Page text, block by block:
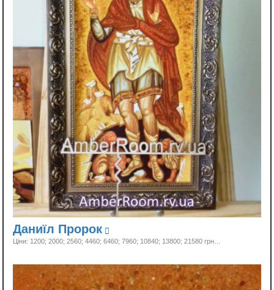
Даниїл Пророк
Ціни: 1200; 2000; 2560; 4460; 6460; 7960; 10840; 13800; 21580 грн…